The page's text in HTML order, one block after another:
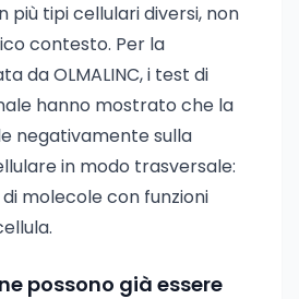
più tipi cellulari diversi, non
contesto. Per la
da OLMALINC, i test di
hanno mostrato che la
negativamente sulla
in modo trasversale:
molecole con funzioni
possono già essere